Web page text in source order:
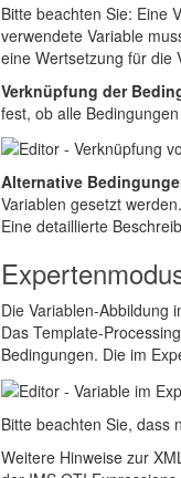
Bitte beachten Sie: Eine
verwendete Variable
eine Wertsetzung für die
Verknüpfung der
fest, ob alle
Alternative
Variablen gesetzt
Eine detaillierte
Die Variablen-Abbildung
Das Template-
Bedingungen. Die im
Bitte beachten Sie, dass
Weitere Hinweise zur